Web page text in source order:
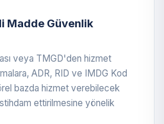
Madde Güvenlik
veya TMGD'den hizmet
ADR, RID ve IMDG Kod
bazda hizmet verebilecek
ettirilmesine yönelik